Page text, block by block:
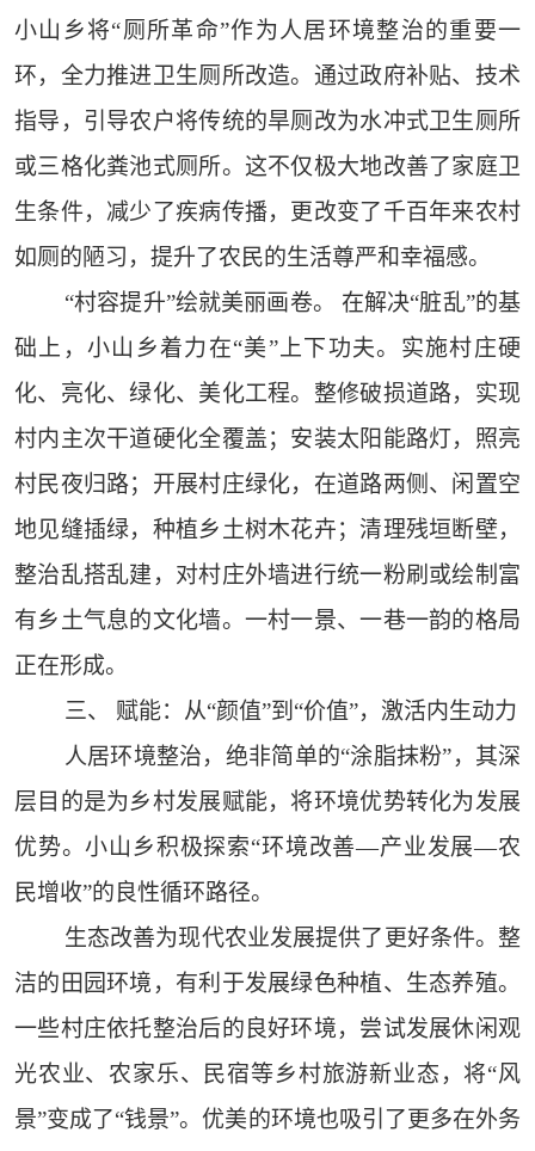
小山乡将“厕所革命”作为人居环境整治的重要一
环，全力推进卫生厕所改造。通过政府补贴、技术
指导，引导农户将传统的旱厕改为水冲式卫生厕所
或三格化粪池式厕所。这不仅极大地改善了家庭卫
生条件，减少了疾病传播，更改变了千百年来农村
如厕的陋习，提升了农民的生活尊严和幸福感。
“村容提升”绘就美丽画卷。 在解决“脏乱”的基
础上，小山乡着力在“美”上下功夫。实施村庄硬
化、亮化、绿化、美化工程。整修破损道路，实现
村内主次干道硬化全覆盖；安装太阳能路灯，照亮
村民夜归路；开展村庄绿化，在道路两侧、闲置空
地见缝插绿，种植乡土树木花卉；清理残垣断壁，
整治乱搭乱建，对村庄外墙进行统一粉刷或绘制富
有乡土气息的文化墙。一村一景、一巷一韵的格局
正在形成。
三、 赋能：从“颜值”到“价值”，激活内生动力
人居环境整治，绝非简单的“涂脂抹粉”，其深
层目的是为乡村发展赋能，将环境优势转化为发展
优势。小山乡积极探索“环境改善—产业发展—农
民增收”的良性循环路径。
生态改善为现代农业发展提供了更好条件。整
洁的田园环境，有利于发展绿色种植、生态养殖。
一些村庄依托整治后的良好环境，尝试发展休闲观
光农业、农家乐、民宿等乡村旅游新业态，将“风
景”变成了“钱景”。优美的环境也吸引了更多在外务